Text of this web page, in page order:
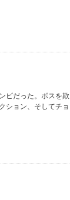
ビだった。ボスを欺
ション、そしてチョ